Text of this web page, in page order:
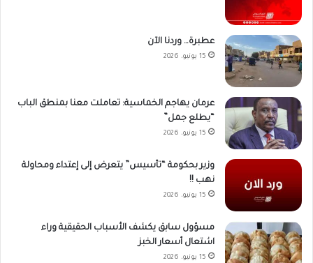
عطبرة… وردنا الآن
15 يونيو، 2026
عرمان يهاجم الخماسية: تعاملت معنا بمنطق الباب
“يطلع جمل”
15 يونيو، 2026
وزير بحكومة “تأسيس” يتعرض إلى إعتداء ومحاولة
نهب !!
15 يونيو، 2026
مسؤول سابق يكشف الأسباب الحقيقية وراء
اشتعال أسعار الخبز
15 يونيو، 2026